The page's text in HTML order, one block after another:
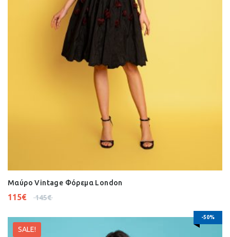
Μαύρο Vintage Φόρεμα London
145€
115€
-50%
SALE!